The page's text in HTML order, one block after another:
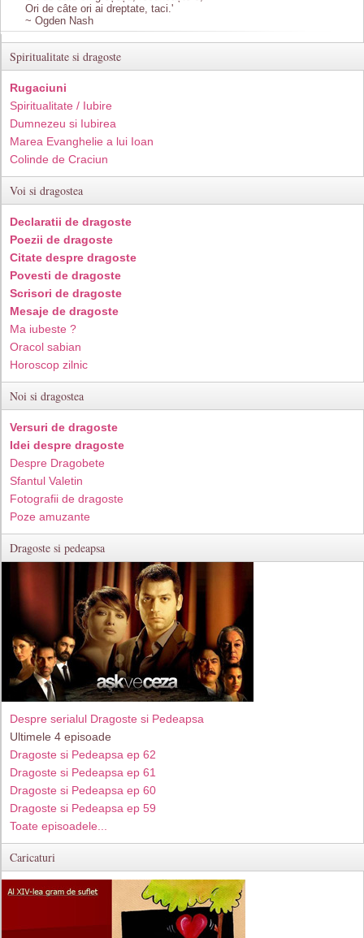
Ori de câte ori ai dreptate, taci.'
~ Ogden Nash
Spiritualitate si dragoste
Rugaciuni
Spiritualitate / Iubire
Dumnezeu si Iubirea
Marea Evanghelie a lui Ioan
Colinde de Craciun
Voi si dragostea
Declaratii de dragoste
Poezii de dragoste
Citate despre dragoste
Povesti de dragoste
Scrisori de dragoste
Mesaje de dragoste
Ma iubeste ?
Oracol sabian
Horoscop zilnic
Noi si dragostea
Versuri de dragoste
Idei despre dragoste
Despre Dragobete
Sfantul Valetin
Fotografii de dragoste
Poze amuzante
Dragoste si pedeapsa
Despre serialul Dragoste si Pedeapsa
Ultimele 4 episoade
Dragoste si Pedeapsa ep 62
Dragoste si Pedeapsa ep 61
Dragoste si Pedeapsa ep 60
Dragoste si Pedeapsa ep 59
Toate episoadele...
Caricaturi